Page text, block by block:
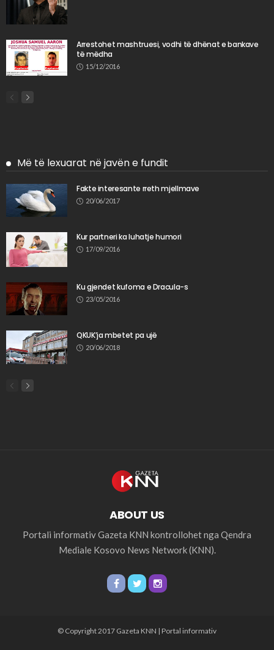
Arrestohet mashtruesi, vodhi të dhënat e bankave
të mëdha
15/12/2016
Më të lexuarat në javën e fundit
Fakte interesante rreth mjellmave
20/06/2017
Kur partneri ka luhatje humori
17/09/2016
Ku gjendet kufoma e Dracula-s
23/05/2016
QKUK’ja mbetet pa ujë
20/06/2018
ABOUT US
Portali informativ Gazeta KNN kontrollohet nga Qendra
Mediale Kosovo News Network (KNN).
© Copyright 2017 Gazeta KNN | Portal informativ